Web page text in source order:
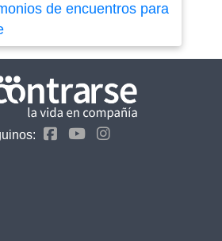
de encuentros para